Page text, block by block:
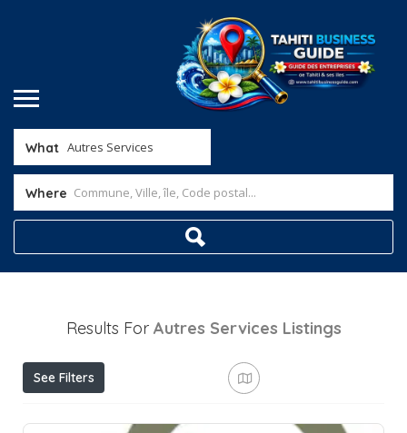
What
Where
Results For Autres Services Listings
See Filters